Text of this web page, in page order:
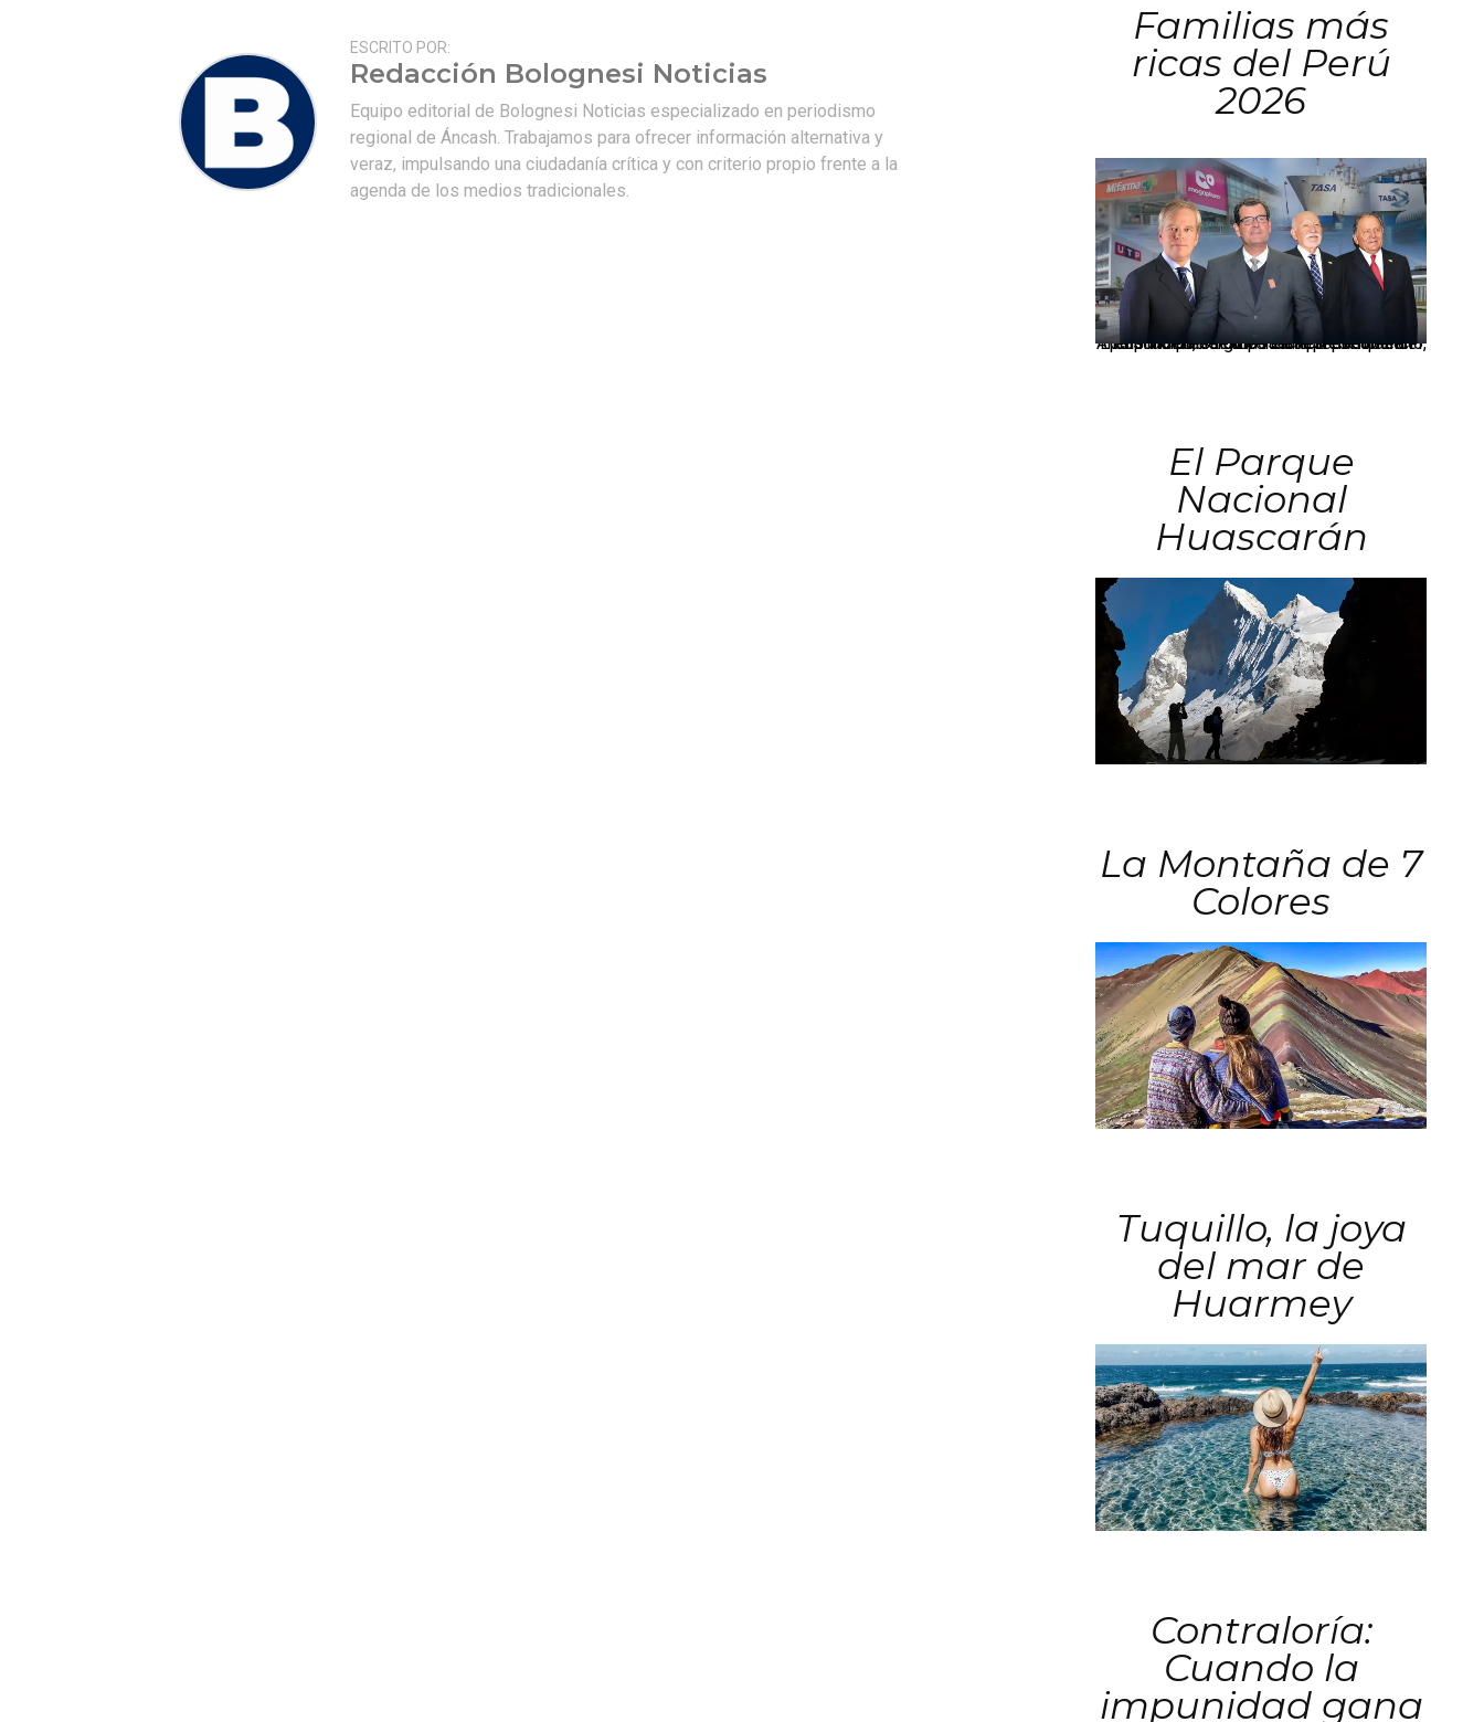
ESCRITO POR:
Redacción Bolognesi Noticias
Equipo editorial de Bolognesi Noticias especializado en periodismo
regional de Áncash. Trabajamos para ofrecer información alternativa y
veraz, impulsando una ciudadanía crítica y con criterio propio frente a la
agenda de los medios tradicionales.
Familias más
ricas del Perú
2026
Los principales grupos empresariales del país mantienen una fuerte presencia en Áncash mediante inversiones en comercio, educación, salud e industria pesquera.
El Parque
Nacional
Huascarán
La Montaña de 7
Colores
Tuquillo, la joya
del mar de
Huarmey
Contraloría:
Cuando la
impunidad gana